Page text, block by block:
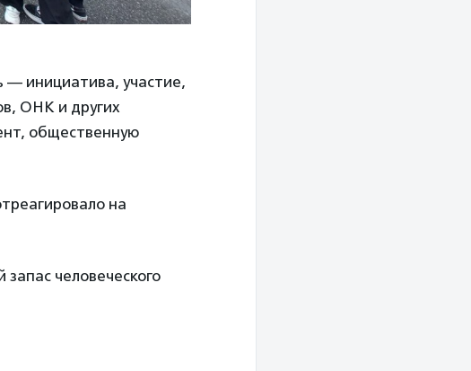
— инициатива, участие,
ОНК и других
общественную
на
человеческого